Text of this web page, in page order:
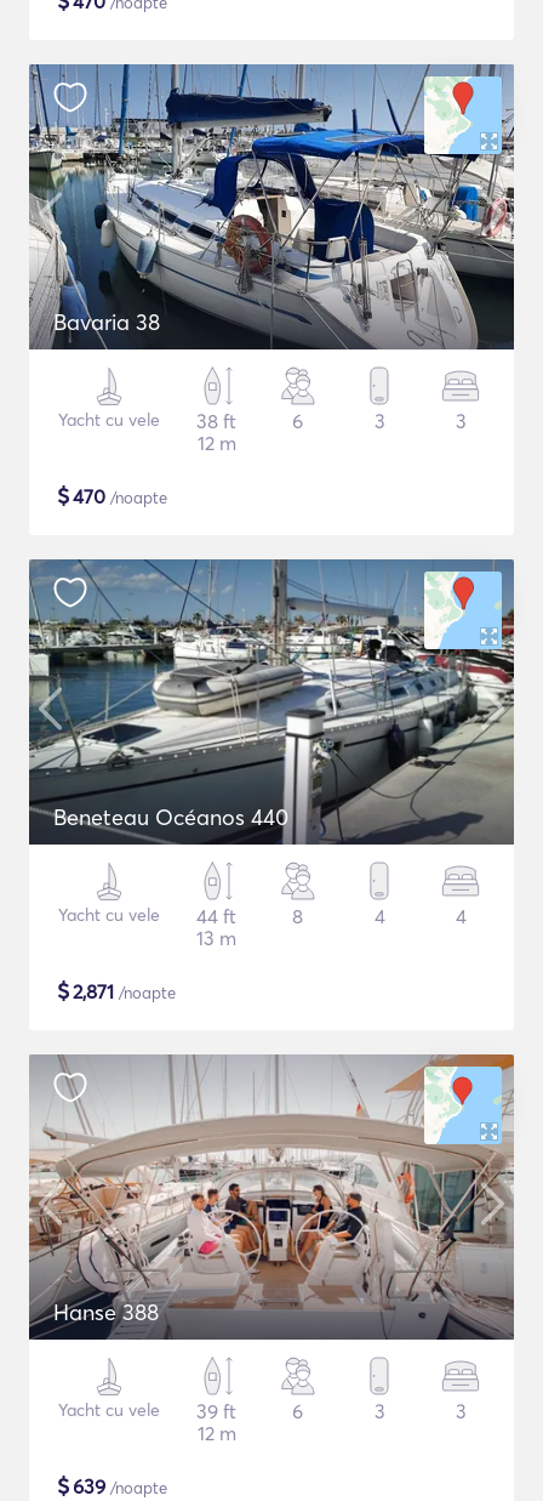
Bavaria 38
Yacht cu vele
38 ft
12 m
6 3 3
$470 /noapte
Beneteau Océanos 440
Yacht cu vele
44 ft
13 m
8 4 4
$2,871 /noapte
Hanse 388
Yacht cu vele
39 ft
12 m
6 3 3
$639 /noapte